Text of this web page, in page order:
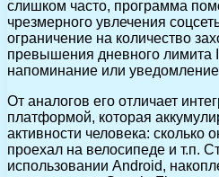
слишком часто, программа
чрезмерного увлечения
ограничение на количество
превышения дневного лимита
напоминание или
От аналогов его отличает
платформой, которая
активности человека: сколько
проехал на велосипеде и т.п.
использовании Android,